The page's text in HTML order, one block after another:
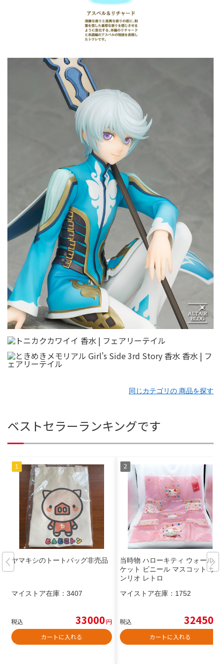
同じカテゴリの 商品を探す
ベストセラーランキングです
ヤマキシのトートバッグ非売品
マイストア在庫： 3407
税込 33000円
カートに入れる
当時物 ハローキティ ウォールポ
ケット ビニール マスコット サ
ンリオ レトロ
マイストア在庫： 1752
税込 32450
カートに入れる